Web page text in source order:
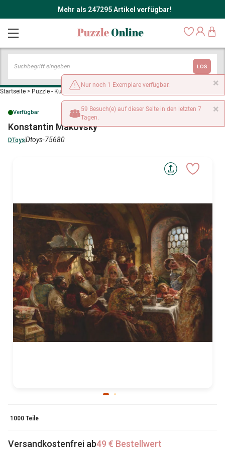
Mehr als 247295 Artikel verfügbar!
LOS
Startseite > Puzzle - Kunst >Konstantin Makovsky
Verfügbar
Konstantin Makovsky
DToysDtoys-75680
1000 Teile
Versandkostenfrei ab49 € Bestellwert
×
Nur noch 1 Exemplare verfügbar.
×
59 Besuch(e) auf dieser Seite in den letzten 7
Tagen.